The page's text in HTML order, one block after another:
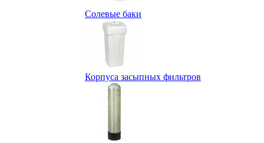
Солевые баки
Корпуса засыпных фильтров